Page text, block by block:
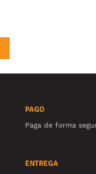
PAGO
Paga de forma
ENTREGA